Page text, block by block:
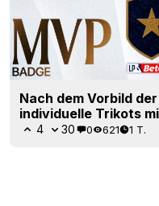
Nach dem Vorbild
individuelle Trikots
4 30 0 621 1 T.